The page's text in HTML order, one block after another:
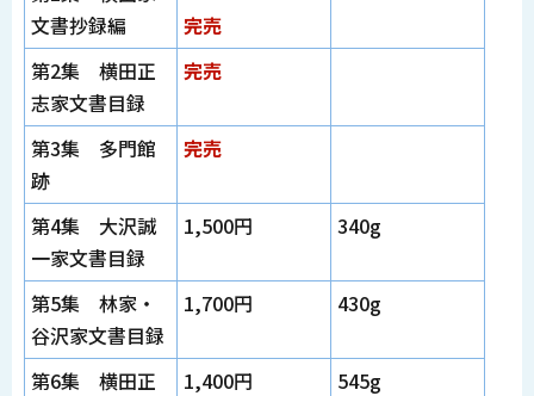
文書抄録編
完売
第2集 横田正
志家文書目録
完売
第3集 多門館
跡
完売
第4集 大沢誠
一家文書目録
1,500円 340g
第5集 林家・
谷沢家文書目録
1,700円 430g
第6集 横田正
1,400円 545g